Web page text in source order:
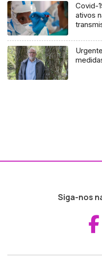
Covid-
ativos
Siga-nos